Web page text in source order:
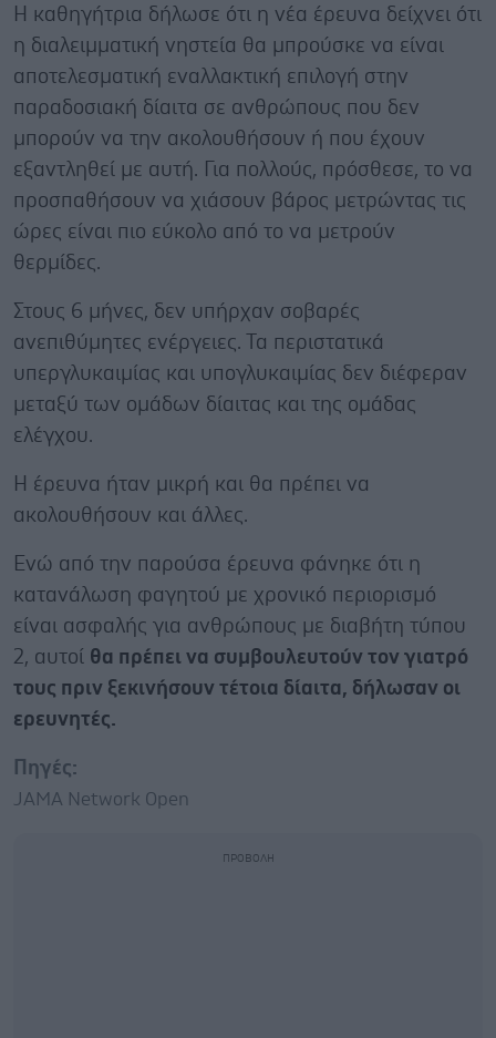
Η καθηγήτρια δήλωσε ότι η νέα έρευνα δείχνει ότι
η διαλειμματική νηστεία θα μπρούσκε να είναι
αποτελεσματική εναλλακτική επιλογή στην
παραδοσιακή δίαιτα σε ανθρώπους που δεν
μπορούν να την ακολουθήσουν ή που έχουν
εξαντληθεί με αυτή. Για πολλούς, πρόσθεσε, το να
προσπαθήσουν να χιάσουν βάρος μετρώντας τις
ώρες είναι πιο εύκολο από το να μετρούν
θερμίδες.
Στους 6 μήνες, δεν υπήρχαν σοβαρές
ανεπιθύμητες ενέργειες. Τα περιστατικά
υπεργλυκαιμίας και υπογλυκαιμίας δεν διέφεραν
μεταξύ των ομάδων δίαιτας και της ομάδας
ελέγχου.
Η έρευνα ήταν μικρή και θα πρέπει να
ακολουθήσουν και άλλες.
Ενώ από την παρούσα έρευνα φάνηκε ότι η
κατανάλωση φαγητού με χρονικό περιορισμό
είναι ασφαλής για ανθρώπους με διαβήτη τύπου
2, αυτοί θα πρέπει να συμβουλευτούν τον γιατρό
τους πριν ξεκινήσουν τέτοια δίαιτα, δήλωσαν οι
ερευνητές.
Πηγές:
JAMA Network Open